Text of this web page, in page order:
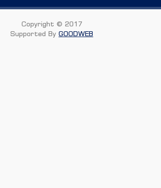
Copyright © 2017
Supported By GOODWEB